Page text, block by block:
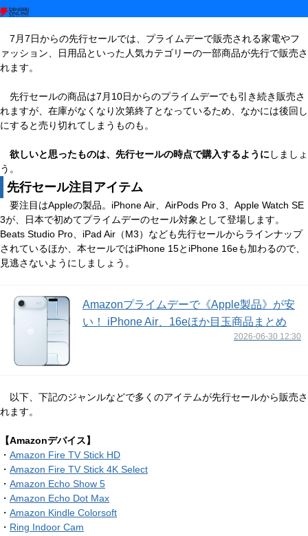
7月7日からの先行セールでは、プライムデーで販売される家電やフ
ァッション、日用品といった人気カテゴリーの一部商品が先行で販売さ
れます。
先行セールの商品は7月10日からのプライムデーでも引き続き販売さ
れますが、在庫がなくなり次第終了となっているため、なかには後回し
にすると売り切れてしまうものも。
欲しいと思ったものは、先行セールの時点で購入するように しましょ
う。
先行セール注目アイテム
要注目はAppleの製品。iPhone Air、AirPods Pro 3、Apple Watch SE
3が、日本で初めてプライムデーのセール対象として登場します。
Beats Studio Pro、iPad Air（M3）なども先行セールからラインナップ
されているほか、本セールではiPhone 15とiPhone 16eも加わるので、
見逃さないようにしましょう。
Amazonプライムデーで《Apple製品》が安
い！ iPhone Air、16eほか目玉商品まとめ
2026-06-30 12:30
以下、下記のジャンルなどで多くのアイテムが先行セールから販売さ
れます。
【Amazonデバイス】
・ Amazon Fire TV Stick HD
・ Amazon Fire TV Stick 4K Select
・ Amazon Echo Show 5
・ Amazon Echo Dot Max
・ Amazon Kindle Colorsoft
・ Ring Indoor Cam